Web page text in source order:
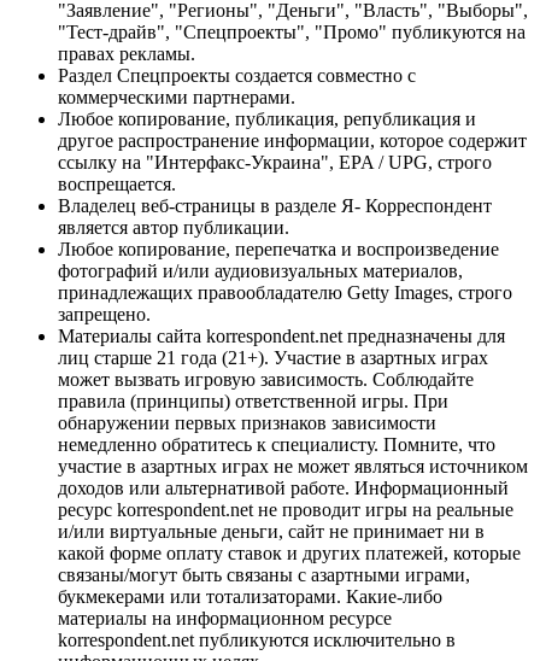
"Заявление", "Регионы", "Деньги", "Власть", "Выборы",
"Тест-драйв", "Спецпроекты", "Промо" публикуются на
правах рекламы.
Раздел Спецпроекты создается совместно с
коммерческими партнерами.
Любое копирование, публикация, републикация и
другое распространение информации, которое содержит
ссылку на "Интерфакс-Украина", EPA / UPG, строго
воспрещается.
Владелец веб-страницы в разделе Я- Корреспондент
является автор публикации.
Любое копирование, перепечатка и воспроизведение
фотографий и/или аудиовизуальных материалов,
принадлежащих правообладателю Getty Images, строго
запрещено.
Материалы сайта korrespondent.net предназначены для
лиц старше 21 года (21+). Участие в азартных играх
может вызвать игровую зависимость. Соблюдайте
правила (принципы) ответственной игры. При
обнаружении первых признаков зависимости
немедленно обратитесь к специалисту. Помните, что
участие в азартных играх не может являться источником
доходов или альтернативой работе. Информационный
ресурс korrespondent.net не проводит игры на реальные
и/или виртуальные деньги, сайт не принимает ни в
какой форме оплату ставок и других платежей, которые
связаны/могут быть связаны с азартными играми,
букмекерами или тотализаторами. Какие-либо
материалы на информационном ресурсе
korrespondent.net публикуются исключительно в